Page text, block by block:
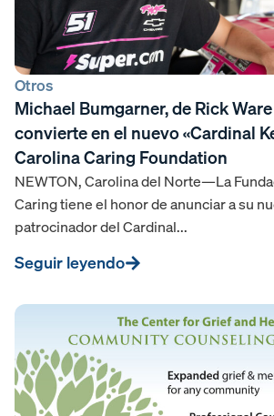
Otros
Michael Bumgarner, de Rick
convierte en el nuevo «Cardinal
Carolina Caring Foundation
NEWTON, Carolina del Norte—La
Caring tiene el honor de anunciar a su
patrocinador del Cardinal...
Seguir leyendo